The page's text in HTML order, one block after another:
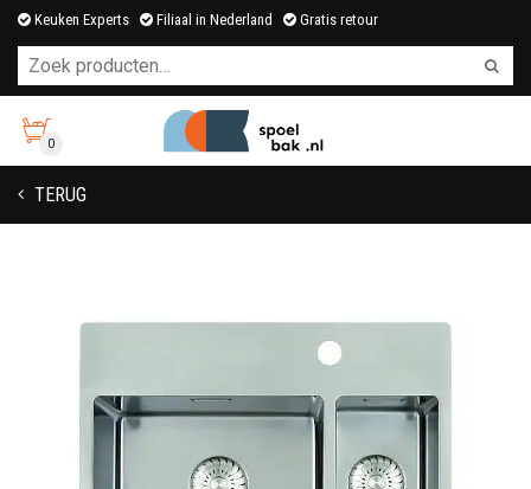
Keuken Experts Filiaal in Nederland Gratis retour
0
TERUG